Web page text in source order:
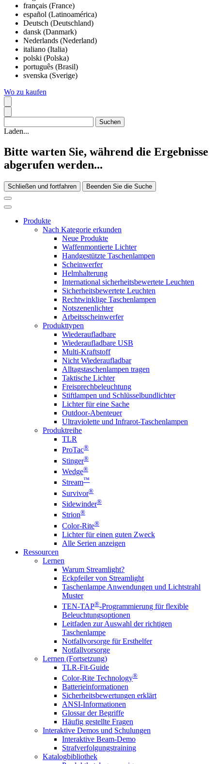
français (France)
español (Latinoamérica)
Deutsch (Deutschland)
dansk (Danmark)
Nederlands (Nederland)
italiano (Italia)
polski (Polska)
português (Brasil)
svenska (Sverige)
Wo zu kaufen
Laden...
Bitte warten Sie, während die Ergebnisse
abgerufen werden...
Schließen und fortfahren Beenden Sie die Suche
Produkte
Nach Kategorie erkunden
Neue Produkte
Waffenmontierte Lichter
Handgestützte Taschenlampen
Scheinwerfer
Helmhalterung
International sicherheitsbewertete Leuchten
Sicherheitsbewertete Leuchten
Rechtwinklige Taschenlampen
Notszenenlichter
Arbeitsscheinwerfer
Produkttypen
Wiederaufladbare
Wiederaufladbare USB
Multi-Kraftstoff
Nicht Wiederaufladbar
Alltagstaschenlampen tragen
Taktische Lichter
Freisprechbeleuchtung
Stiftlampen und Schlüsselbundlichter
Lichter für eine Sache
Outdoor-Abenteuer
Ultraviolette und Infrarot-Taschenlampen
Produktreihe
TLR
ProTac®
Stinger®
Wedge®
Stream™
Survivor®
Sidewinder®
Strion®
Color-Rite®
Lichter für einen guten Zweck
Alle Serien anzeigen
Ressourcen
Lernen
Warum Streamlight?
Eckpfeiler von Streamlight
Taschenlampe Anwendungen und Lichtstrahl
Muster
TEN-TAP®-Programmierung für flexible
Beleuchtungsoptionen
Leitfaden zur Auswahl der richtigen
Taschenlampe
Notfallvorsorge für Ersthelfer
Notfallvorsorge
Lernen (Fortsetzung)
TLR-Fit-Guide
Color-Rite Technology®
Batterieinformationen
Sicherheitsbewertungen erklärt
ANSI-Informationen
Glossar der Begriffe
Häufig gestellte Fragen
Interaktive Demos und Schulungen
Interaktive Beam-Demo
Strafverfolgungstraining
Katalogbibliothek